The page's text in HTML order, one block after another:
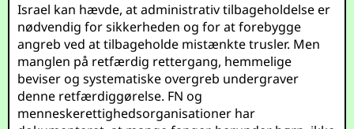
Israel kan hævde, at administrativ tilbageholdelse er
nødvendig for sikkerheden og for at forebygge
angreb ved at tilbageholde mistænkte trusler. Men
manglen på retfærdig rettergang, hemmelige
beviser og systematiske overgreb undergraver
denne retfærdiggørelse. FN og
menneskerettighedsorganisationer har